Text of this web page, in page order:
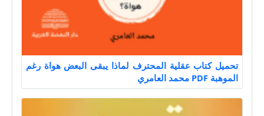
تحميل كتاب عقلية المحترف لماذا يبقى البعض هواة رغم
الموهبة PDF محمد العامري